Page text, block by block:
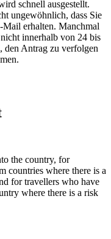
schnell ausgestellt.
ungewöhnlich, dass Sie
erhalten. Manchmal
innerhalb von 24 bis
den Antrag zu verfolgen
the country, for
countries where there is a
for travellers who have
where there is a risk